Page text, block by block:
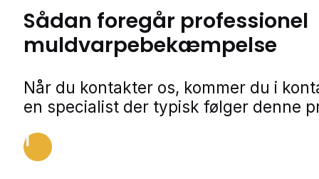
Sådan foregår professionel
muldvarpebekæmpelse
Når du kontakter os, kommer du i
en specialist der typisk følger denne
1